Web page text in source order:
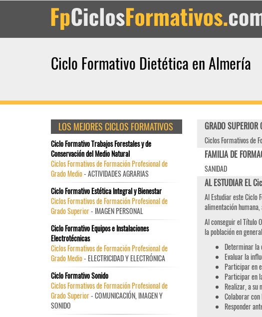
Ciclo Formativo Dietética en Almería
GRADO SUPERIOR
Ciclos Formativos de
FAMILIA DE
SANIDAD
AL ESTUDIAR EL
Al Estudiar este Ciclo
alimentación
Al conseguir el Título
la población en
Determinar la
Evaluar la
Participar en
Participar en
Realizar, a su
Colaborar
Responder
LOS MEJORES CICLOS FORMATIVOS
Ciclo Formativo Trabajos Forestales y de
Conservación del Medio Natural
Ciclos Formativos de Formación Profesional de
Grado Medio- ACTIVIDADES AGRARIAS
Ciclo Formativo Estética Integral y Bienestar
Ciclos Formativos de Formación Profesional de
Grado Superior- IMAGEN PERSONAL
Ciclo Formativo Equipos e Instalaciones
Electrotécnicas
Ciclos Formativos de Formación Profesional de
Grado Medio- ELECTRICIDAD Y ELECTRÓNICA
Ciclo Formativo Sonido
Ciclos Formativos de Formación Profesional de
Grado Superior- COMUNICACIÓN, IMAGEN Y
SONIDO